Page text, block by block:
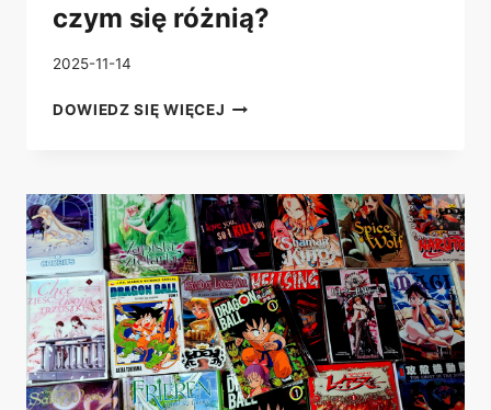
czym się różnią?
2025-11-14
DOWIEDZ SIĘ WIĘCEJ MANGA,
CZYM
SIĘ
RÓŻNIĄ?